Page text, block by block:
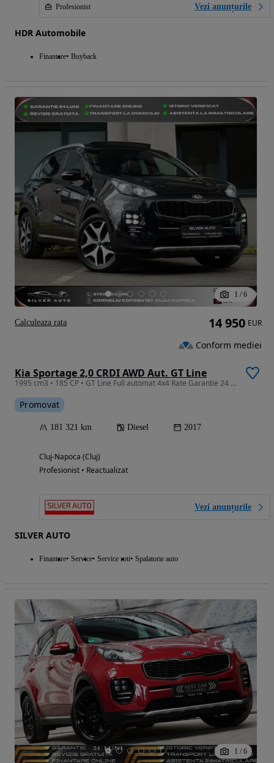
Profesionist Vezi anunțurile
HDR Automobile
Finantare Buyback
1 / 6
Kia Sportage 2,0 CRDI AWD Aut. GT Line
1995 cm3 • 185 CP • GT Line Full automat 4x4 Rate Garantie 24 luni Finantare
Promovat
181 321 km Diesel 2017
Cluj-Napoca (Cluj)
Profesionist • Reactualizat
Vezi anunțurile
SILVER AUTO
Finantare Service Service roti Spalatorie auto
14 950 EUR
Conform mediei
Calculeaza rata
1 / 6